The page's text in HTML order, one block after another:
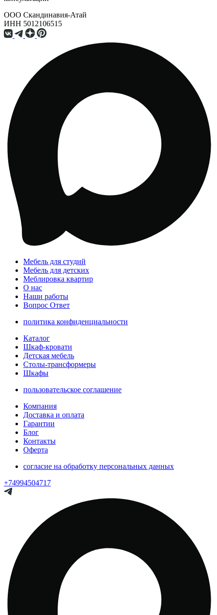
ООО Скандинавия-Атай
ИНН 5012106515
Мебель для студий
Мебель для детских
Меблировка квартир
О нас
Наши работы
Вопрос Ответ
политика конфиденциальности
Каталог
Шкаф-кровати
Детская мебель
Столы-трансформеры
Шкафы
пользовательское соглашение
Компания
Доставка и оплата
Гарантии
Блог
Контакты
Оферта
согласие на обработку персональных данных
+74994504717